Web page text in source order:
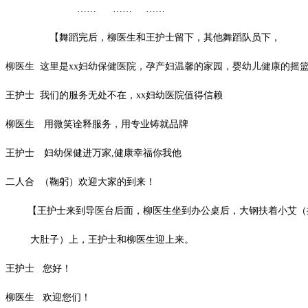
【舞蹈完后，柳医生和王护士留下，其他舞蹈队员下，
柳医生 这里是xx妇幼保健医院， 孕产妇温馨的家园 ，婴幼儿健康的摇篮
王护士 我们的服务无处不在 ， xx妇幼 医院值得信赖
柳医生 用微笑诠释服务，用专业铸就品牌
王护士 妇幼保健进万家,健康幸福你我他
二人合 （鞠躬）欢迎大家的到来！
【王护士来到导医台后面，柳医生坐到办公桌后，大钢扶着小艾（
大肚子）上，王护士和柳医生迎上来。
王护士 您好！
柳医生 欢迎您们！